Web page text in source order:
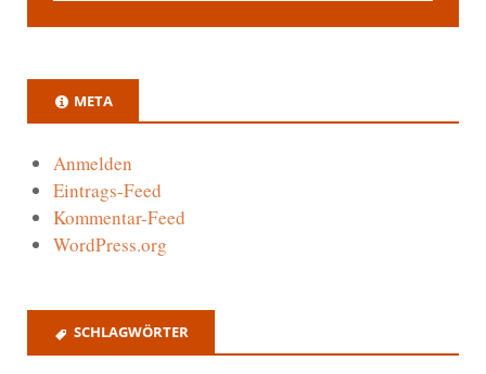
META
Anmelden
Eintrags-Feed
Kommentar-Feed
WordPress.org
SCHLAGWÖRTER